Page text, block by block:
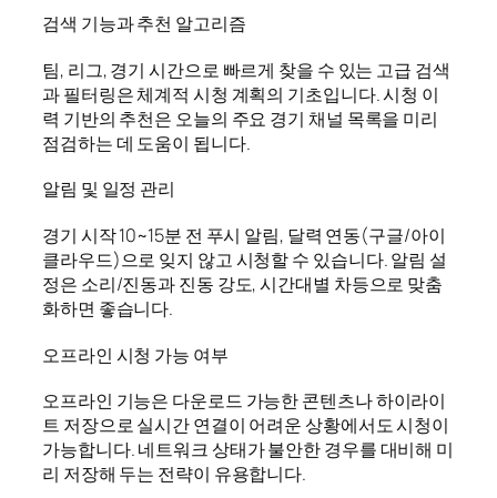
검색 기능과 추천 알고리즘
팀, 리그, 경기 시간으로 빠르게 찾을 수 있는 고급 검색
과 필터링은 체계적 시청 계획의 기초입니다. 시청 이
력 기반의 추천은 오늘의 주요 경기 채널 목록을 미리
점검하는 데 도움이 됩니다.
알림 및 일정 관리
경기 시작 10~15분 전 푸시 알림, 달력 연동(구글/아이
클라우드)으로 잊지 않고 시청할 수 있습니다. 알림 설
정은 소리/진동과 진동 강도, 시간대별 차등으로 맞춤
화하면 좋습니다.
오프라인 시청 가능 여부
오프라인 기능은 다운로드 가능한 콘텐츠나 하이라이
트 저장으로 실시간 연결이 어려운 상황에서도 시청이
가능합니다. 네트워크 상태가 불안한 경우를 대비해 미
리 저장해 두는 전략이 유용합니다.